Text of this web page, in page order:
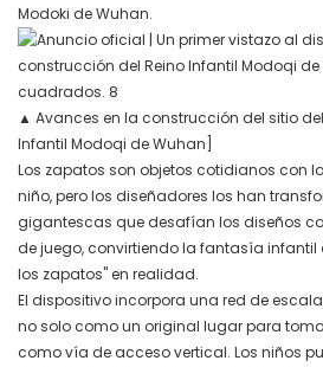
Modoki de Wuhan.
▲ Avances en la construcción del sitio
Infantil Modoqi de Wuhan]
Los zapatos son objetos cotidianos con
niño, pero los diseñadores los han
gigantescas que desafían los diseños
de juego, convirtiendo la fantasía infantil
los zapatos" en realidad.
El dispositivo incorpora una red de
no solo como un original lugar para
como vía de acceso vertical. Los niños